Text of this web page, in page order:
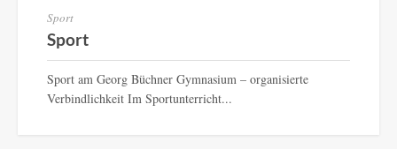
Sport
Sport
Sport am Georg Büchner Gymnasium – organisierte
Verbindlichkeit Im Sportunterricht...